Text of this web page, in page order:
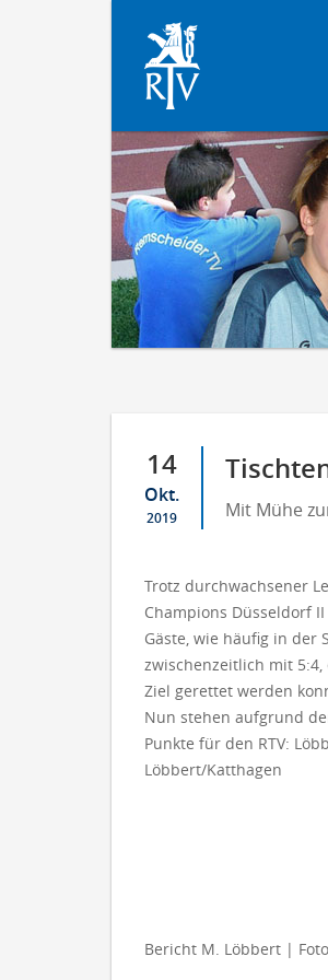
14
Okt.
2019 Mit Mühe
Trotz durchwachsener
Champions Düsseldorf
Gäste, wie häufig in der
zwischenzeitlich mit
Ziel gerettet werden
Nun stehen aufgrund
Punkte für den RTV:
Löbbert/Katthagen
Bericht M. Löbbert |